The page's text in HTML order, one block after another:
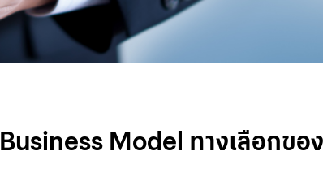
Model ทางเลือกข